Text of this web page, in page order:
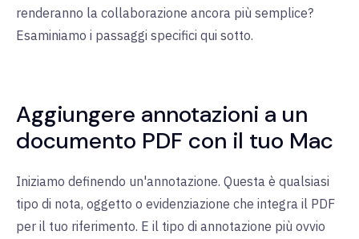
renderanno la collaborazione ancora più semplice?
Esaminiamo i passaggi specifici qui sotto.
Aggiungere annotazioni a un
documento PDF con il tuo Mac
Iniziamo definendo un'annotazione. Questa è qualsiasi
tipo di nota, oggetto o evidenziazione che integra il PDF
per il tuo riferimento. E il tipo di annotazione più ovvio